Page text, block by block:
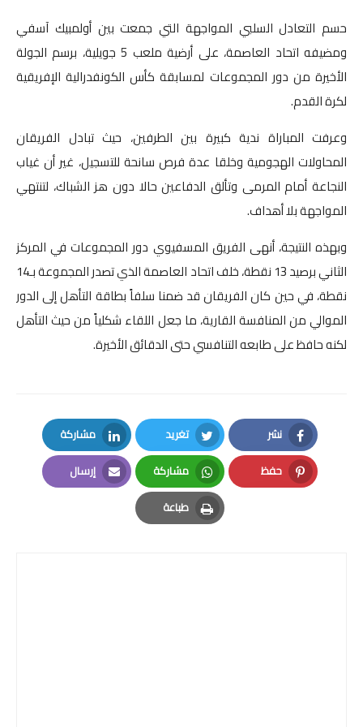
حسم التعادل السلبي المواجهة التي جمعت بين أولمبيك آسفي
ومضيفه اتحاد العاصمة، على أرضية ملعب 5 جويلية، برسم الجولة
الأخيرة من دور المجموعات لمسابقة كأس الكونفدرالية الإفريقية
لكرة القدم.
وعرفت المباراة ندية كبيرة بين الطرفين، حيث تبادل الفريقان
المحاولات الهجومية وخلقا عدة فرص سانحة للتسجيل، غير أن غياب
النجاعة أمام المرمى وتألق الدفاعين حالا دون هز الشباك، لتنتهي
المواجهة بلا أهداف.
وبهذه النتيجة، أنهى الفريق المسفيوي دور المجموعات في المركز
الثاني برصيد 13 نقطة، خلف اتحاد العاصمة الذي تصدر المجموعة بـ14
نقطة، في حين كان الفريقان قد ضمنا سلفاً بطاقة التأهل إلى الدور
الموالي من المنافسة القارية، ما جعل اللقاء شكلياً من حيث التأهل
لكنه حافظ على طابعه التنافسي حتى الدقائق الأخيرة.
نشر
Facebook
تغريد
Twitter
مشاركة
LinkedIn
حفظ
Pinterest
مشاركة
Whatsapp
إرسال
Email
طباعة
Print